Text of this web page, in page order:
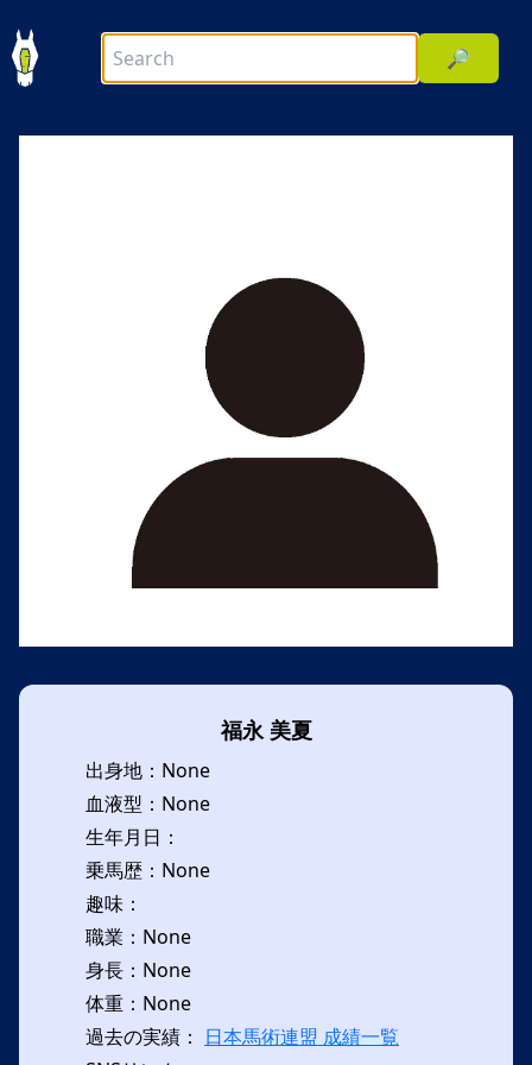
🔎
福永 美夏
出身地：None
血液型：None
生年月日：
乗馬歴：None
趣味：
職業：None
身長：None
体重：None
過去の実績： 日本馬術連盟 成績一覧